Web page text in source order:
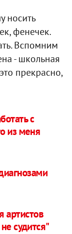
носить
фенечек.
Вспомним
- школьная
прекрасно,
с
из меня
артистов
судится"